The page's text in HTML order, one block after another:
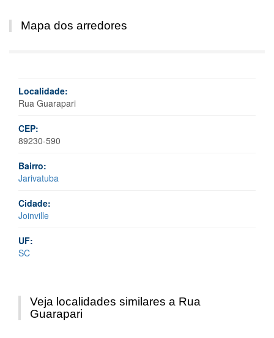
Mapa dos arredores
Localidade:
Rua Guarapari
CEP:
89230-590
Bairro:
Jarivatuba
Cidade:
Joinville
UF:
SC
Veja localidades similares a Rua
Guarapari